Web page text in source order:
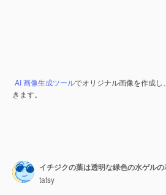
AI 画像生成ツールでオリジナル画像を作成し、
きます。
tatsy